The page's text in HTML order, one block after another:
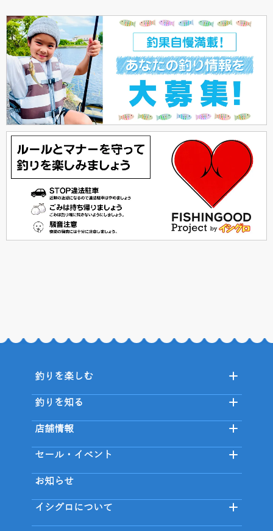
釣りを楽しむ
釣りを知る
店舗情報
セール・イベント
お知らせ
イシグロについて